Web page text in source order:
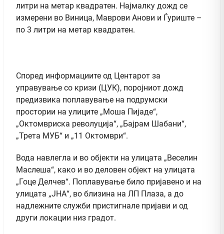
литри на метар квадратен. Најмалку дожд се
измерени во Виница, Маврови Анови и Ѓуриште –
по 3 литри на метар квадратен.
Според информациите од Центарот за
управување со кризи (ЦУК), поројниот дожд
предизвика поплавување на подрумски
простории на улиците „Моша Пијаде“,
„Октомвриска револуција“, „Бајрам Шабани“,
„Трета МУБ“ и „11 Октомври“.
Вода навлегла и во објекти на улицата „Веселин
Маслеша“, како и во деловен објект на улицата
„Гоце Делчев“. Поплавување било пријавено и на
улицата „ЈНА“, во близина на ЛП Плаза, а до
надлежните служби пристигнале пријави и од
други локации низ градот.